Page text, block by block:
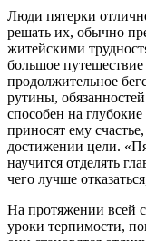
Люди пятерки
решать их, обычно
житейскими
большое
продолжительное
рутины,
способен на
приносят ему
достижении цели.
научится отделять
чего лучше
На протяжении всей
уроки терпимости,